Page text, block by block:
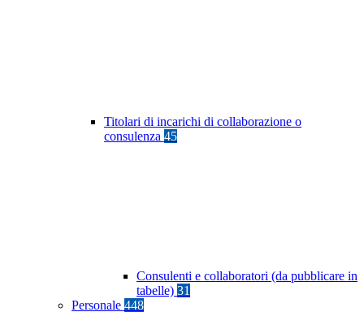
Titolari di incarichi di collaborazione o
consulenza 45
Consulenti e collaboratori (da pubblicare in
tabelle) 31
Personale 448